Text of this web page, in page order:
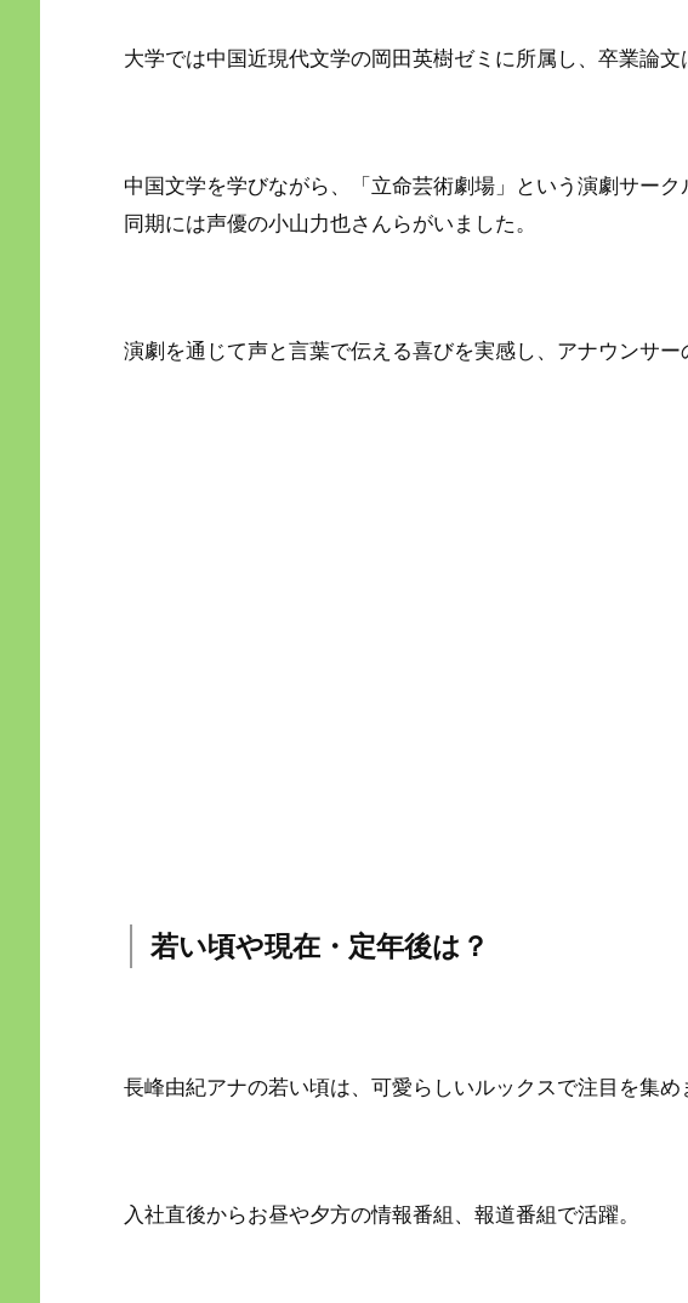
大学では中国近現代文学の岡田英樹ゼミに所属し、卒業論文
中国文学を学びながら、「立命芸術劇場」という演劇サーク
同期には声優の小山力也さんらがいました。
演劇を通じて声と言葉で伝える喜びを実感し、アナウンサー
若い頃や現在・定年後は？
長峰由紀アナの若い頃は、可愛らしいルックスで注目を集め
入社直後からお昼や夕方の情報番組、報道番組で活躍。